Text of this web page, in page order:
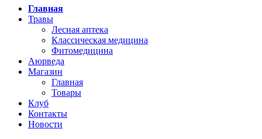
Главная
Травы
Лесная аптека
Классическая медицина
Фитомедицина
Аюрведа
Магазин
Главная
Товары
Клуб
Контакты
Новости